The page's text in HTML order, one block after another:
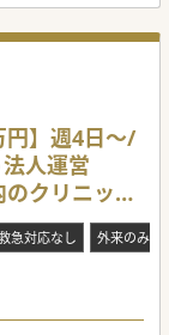
養医学や選択理
努められていま
連携が充実し
う事ができま
4割の患者様は
。
理栄養士が入力
がり、下町情緒
円】週4日～/
人運営
クリニック
急対応なし 外来のみ